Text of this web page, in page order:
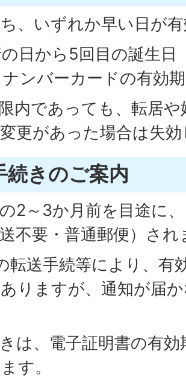
、いずれか早い日が
日から5回目の誕生日
ンバーカードの有効
内であっても、転居
更があった場合は失
続きのご案内
2～3か月前を目途に
不要・普通郵便）され
転送手続等により、有
りますが、通知が届
は、電子証明書の有
す。